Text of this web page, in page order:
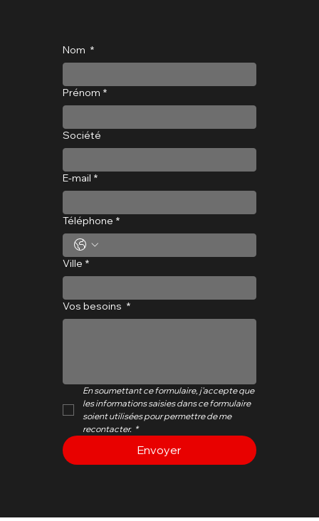
Nom *
Prénom *
Société
E‑mail *
Téléphone *
Ville *
Vos besoins *
En soumettant ce formulaire, j'accepte que
les informations saisies dans ce formulaire
soient utilisées pour permettre de me
recontacter. *
Envoyer